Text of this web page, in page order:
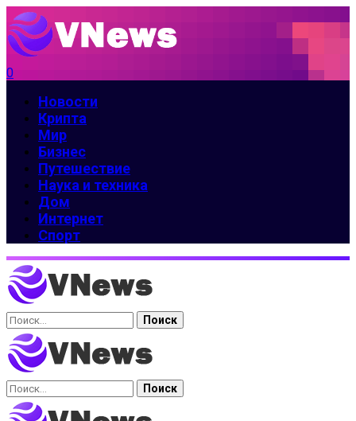
0
Новости
Крипта
Мир
Бизнес
Путешествие
Наука и техника
Дом
Интернет
Спорт
Найти:
Найти: